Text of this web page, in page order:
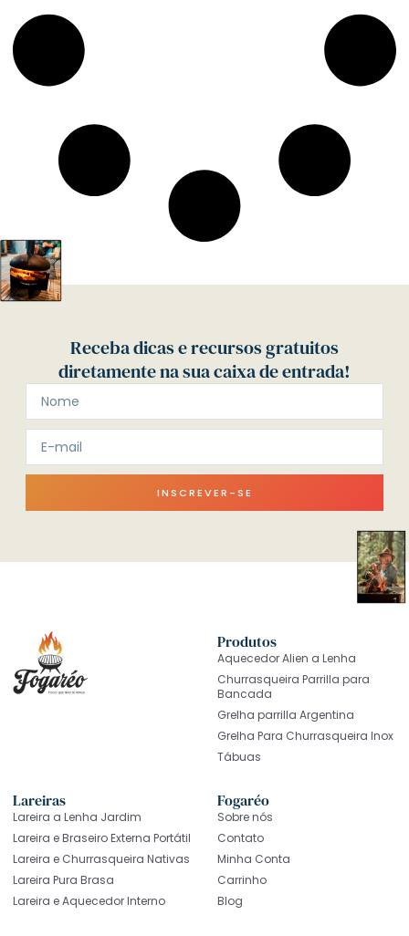
Receba dicas e recursos gratuitos
diretamente na sua caixa de entrada!
INSCREVER-SE
Produtos
Aquecedor Alien a Lenha
Churrasqueira Parrilla para
Bancada
Grelha parrilla Argentina
Grelha Para Churrasqueira Inox
Tábuas
Lareiras
Lareira a Lenha Jardim
Lareira e Braseiro Externa Portátil
Lareira e Churrasqueira Nativas
Lareira Pura Brasa
Lareira e Aquecedor Interno
Fogaréo
Sobre nós
Contato
Minha Conta
Carrinho
Blog